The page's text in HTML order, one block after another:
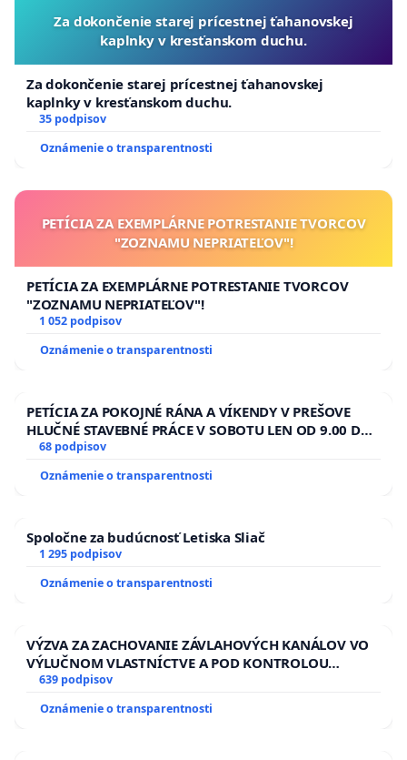
Za dokončenie starej prícestnej ťahanovskej
kaplnky v kresťanskom duchu.
Za dokončenie starej prícestnej ťahanovskej
kaplnky v kresťanskom duchu.
35 podpisov
Oznámenie o transparentnosti
PETÍCIA ZA EXEMPLÁRNE POTRESTANIE TVORCOV
"ZOZNAMU NEPRIATEĽOV"!
PETÍCIA ZA EXEMPLÁRNE POTRESTANIE TVORCOV
"ZOZNAMU NEPRIATEĽOV"!
1 052 podpisov
Oznámenie o transparentnosti
PETÍCIA ZA POKOJNÉ RÁNA A VÍKENDY V PREŠOVE
HLUČNÉ STAVEBNÉ PRÁCE V SOBOTU LEN OD 9.00 DO
13.00 HOD., CEZ PRACOVNÝ TÝŽDEŇ CIEĽ 8.00 – 18.00
HOD. A PRAVIDELNÁ KONTROLA STAVBY C-AREA NA
ĎUMBIERSKEJ/MAGU
68 podpisov
Oznámenie o transparentnosti
Spoločne za budúcnosť Letiska Sliač
1 295 podpisov
Oznámenie o transparentnosti
VÝZVA ZA ZACHOVANIE ZÁVLAHOVÝCH KANÁLOV VO
VÝLUČNOM VLASTNÍCTVE A POD KONTROLOU
SLOVENSKEJ REPUBLIKY & žiadosť na riešenie
zanedbaného stavu závlahových a odvodňovacích
kanálov na Slovensku
639 podpisov
Oznámenie o transparentnosti